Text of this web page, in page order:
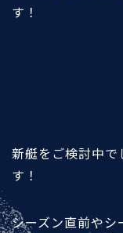
す！
新艇をご検討中
す！
シーズン直前や